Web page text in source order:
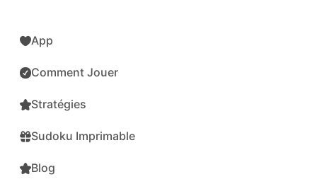
App
Comment Jouer
Stratégies
Sudoku Imprimable
Blog